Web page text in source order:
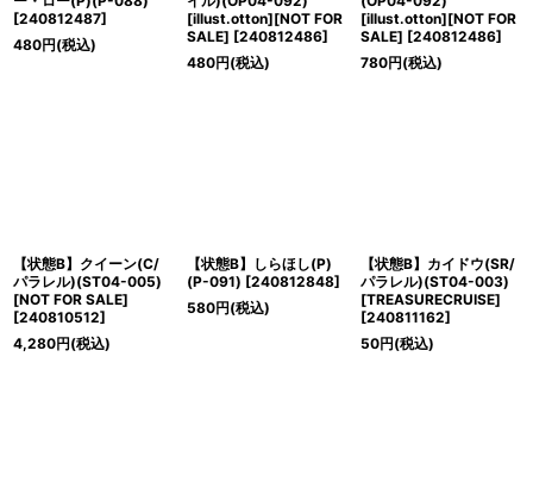
[240812487]
480円(税込)
[illust.otton][NOT FOR
SALE] [240812486]
480円(税込)
[illust.otton][NOT FOR
SALE] [240812486]
780円(税込)
【状態B】クイーン(C/
パラレル)(ST04-005)
[NOT FOR SALE]
[240810512]
4,280円(税込)
【状態B】しらほし(P)
(P-091) [240812848]
580円(税込)
【状態B】カイドウ(SR/
パラレル)(ST04-003)
[TREASURECRUISE]
[240811162]
50円(税込)